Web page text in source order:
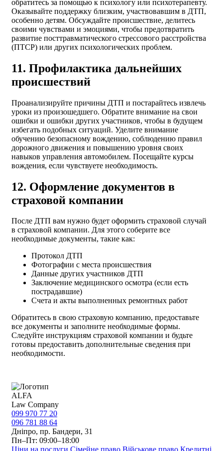
обратитесь за помощью к психологу или психотерапевту.
Оказывайте поддержку близким, участвовавшим в ДТП,
особенно детям. Обсуждайте происшествие, делитесь
своими чувствами и эмоциями, чтобы предотвратить
развитие посттравматического стрессового расстройства
(ПТСР) или других психологических проблем.
11. Профилактика дальнейших
происшествий
Проанализируйте причины ДТП и постарайтесь извлечь
уроки из произошедшего. Обратите внимание на свои
ошибки и ошибки других участников, чтобы в будущем
избегать подобных ситуаций. Уделите внимание
обучению безопасному вождению, соблюдению правил
дорожного движения и повышению уровня своих
навыков управления автомобилем. Посещайте курсы
вождения, если чувствуете необходимость.
12. Оформление документов в
страховой компании
После ДТП вам нужно будет оформить страховой случай
в страховой компании. Для этого соберите все
необходимые документы, такие как:
Протокол ДТП
Фотографии с места происшествия
Данные других участников ДТП
Заключение медицинского осмотра (если есть
пострадавшие)
Счета и акты выполненных ремонтных работ
Обратитесь в свою страховую компанию, предоставьте
все документы и заполните необходимые формы.
Следуйте инструкциям страховой компании и будьте
готовы предоставить дополнительные сведения при
необходимости.
ALFA
Law Company
099 970 77 20
096 781 88 64
Дніпро, пр. Бандери, 31
Пн–Пт: 09:00–18:00